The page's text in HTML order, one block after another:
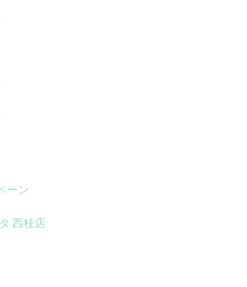
ーン
西桂店